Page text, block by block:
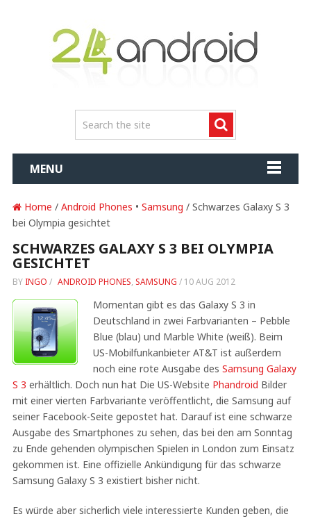
MENU
Home / Android Phones • Samsung / Schwarzes Galaxy S 3
bei Olympia gesichtet
SCHWARZES GALAXY S 3 BEI OLYMPIA
GESICHTET
BY INGO / ANDROID PHONES, SAMSUNG / 10 AUG 2012
Momentan gibt es das Galaxy S 3 in
Deutschland in zwei Farbvarianten – Pebble
Blue (blau) und Marble White (weiß). Beim
US-Mobilfunkanbieter AT&T ist außerdem
noch eine rote Ausgabe des Samsung Galaxy
S 3 erhältlich. Doch nun hat Die US-Website Phandroid Bilder
mit einer vierten Farbvariante veröffentlicht, die Samsung auf
seiner Facebook-Seite gepostet hat. Darauf ist eine schwarze
Ausgabe des Smartphones zu sehen, das bei den am Sonntag
zu Ende gehenden olympischen Spielen in London zum Einsatz
gekommen ist. Eine offizielle Ankündigung für das schwarze
Samsung Galaxy S 3 existiert bisher nicht.
Es würde aber sicherlich viele interessierte Kunden geben, die